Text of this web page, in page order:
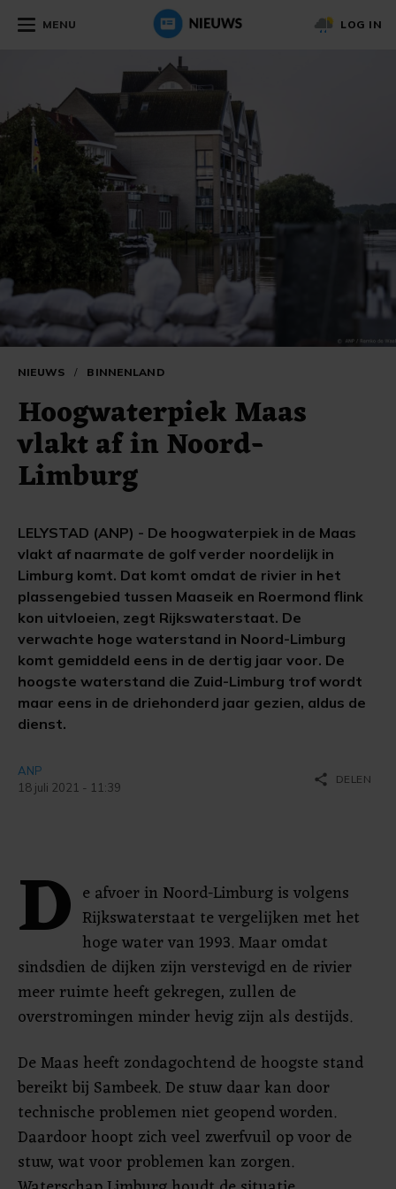
MENU LOG IN
NIEUWS / BINNENLAND
Hoogwaterpiek Maas
vlakt af in Noord-
Limburg
LELYSTAD (ANP) - De hoogwaterpiek in de Maas
vlakt af naarmate de golf verder noordelijk in
Limburg komt. Dat komt omdat de rivier in het
plassengebied tussen Maaseik en Roermond flink
kon uitvloeien, zegt Rijkswaterstaat. De
verwachte hoge waterstand in Noord-Limburg
komt gemiddeld eens in de dertig jaar voor. De
hoogste waterstand die Zuid-Limburg trof wordt
maar eens in de driehonderd jaar gezien, aldus de
dienst.
ANP
18 juli 2021 - 11:39
share DELEN
D e afvoer in Noord-Limburg is volgens
Rijkswaterstaat te vergelijken met het
hoge water van 1993. Maar omdat
sindsdien de dijken zijn verstevigd en de rivier
meer ruimte heeft gekregen, zullen de
overstromingen minder hevig zijn als destijds.
De Maas heeft zondagochtend de hoogste stand
bereikt bij Sambeek. De stuw daar kan door
technische problemen niet geopend worden.
Daardoor hoopt zich veel zwerfvuil op voor de
stuw, wat voor problemen kan zorgen.